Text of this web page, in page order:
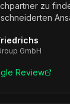
zu
GmbH
Review